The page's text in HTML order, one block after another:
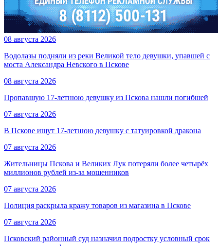
08 августа 2026
Водолазы подняли из реки Великой тело девушки, упавшей с
моста Александра Невского в Пскове
08 августа 2026
Пропавшую 17-летнюю девушку из Пскова нашли погибшей
07 августа 2026
В Пскове ищут 17‑летнюю девушку с татуировкой дракона
07 августа 2026
Жительницы Пскова и Великих Лук потеряли более четырёх
миллионов рублей из-за мошенников
07 августа 2026
Полиция раскрыла кражу товаров из магазина в Пскове
07 августа 2026
Псковский районный суд назначил подростку условный срок